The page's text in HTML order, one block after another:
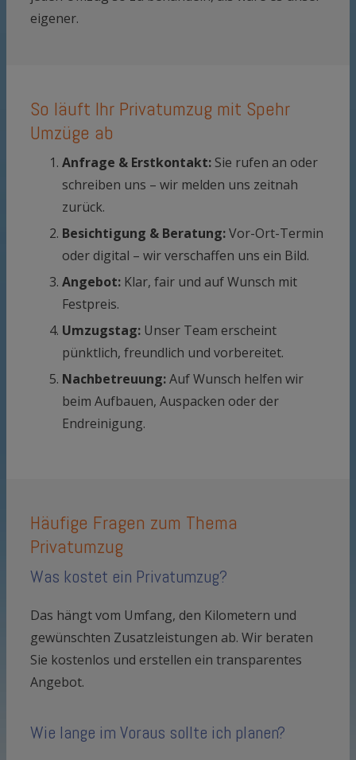
eigener.
So läuft Ihr Privatumzug mit Spehr
Umzüge ab
Anfrage & Erstkontakt: Sie rufen an oder
schreiben uns – wir melden uns zeitnah
zurück.
Besichtigung & Beratung:Vor-Ort-Termin
oder digital – wir verschaffen uns ein Bild.
Angebot: Klar, fair und auf Wunsch mit
Festpreis.
Umzugstag: Unser Team erscheint
pünktlich, freundlich und vorbereitet.
Nachbetreuung:Auf Wunsch helfen wir
beim Aufbauen, Auspacken oder der
Endreinigung.
Häufige Fragen zum Thema
Privatumzug
Was kostet ein Privatumzug?
Das hängt vom Umfang, den Kilometern und
gewünschten Zusatzleistungen ab. Wir beraten
Sie kostenlos und erstellen ein transparentes
Angebot.
Wie lange im Voraus sollte ich planen?